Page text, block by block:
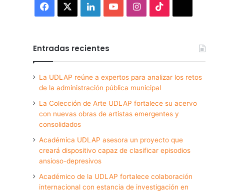
Facebook LinkedInYouTubeInstagram
Entradas recientes
La UDLAP reúne a expertos para analizar los retos
de la administración pública municipal
La Colección de Arte UDLAP fortalece su acervo
con nuevas obras de artistas emergentes y
consolidados
Académica UDLAP asesora un proyecto que
creará dispositivo capaz de clasificar episodios
ansioso-depresivos
Académico de la UDLAP fortalece colaboración
internacional con estancia de investigación en